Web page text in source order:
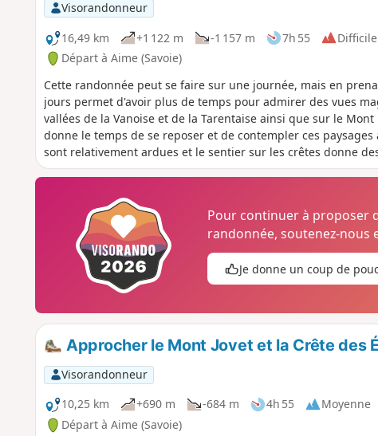
Visorandonneur
16,49 km
+1 122 m -1 157 m 7h 55
Difficile
Départ à Aime (Savoie)
Cette randonnée peut se faire sur une journée, mais en
jours permet d'avoir plus de temps pour admirer des vues
vallées de la Vanoise et de la Tarentaise ainsi que sur le
donne le temps de se reposer et de contempler ces
sont relativement ardues et le sentier sur les crêtes donne
inoubliables.
Pour continuer à proposer
randonnée, soutenez-nous
Je donne un coup de
Approcher le Mont Jovet et la Crête des
Visorandonneur
10,25 km
+690 m -684 m 4h 55
Moyenne
Départ à Aime (Savoie)